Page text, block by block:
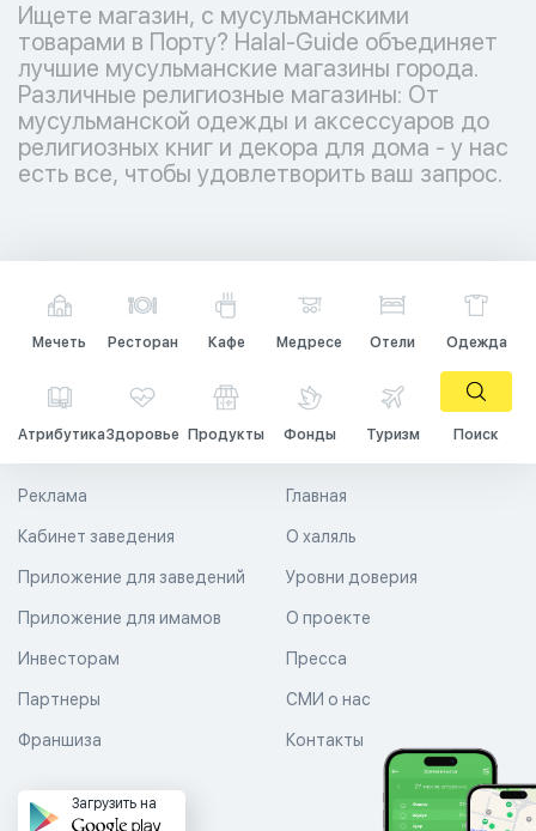
Ищете магазин, с мусульманскими
товарами в Порту? Halal-Guide объединяет
лучшие мусульманские магазины города.
Различные религиозные магазины: От
мусульманской одежды и аксессуаров до
религиозных книг и декора для дома - у нас
есть все, чтобы удовлетворить ваш запрос.
Мечеть Ресторан Кафе Медресе Отели Одежда
АтрибутикаЗдоровье Продукты Фонды Туризм Поиск
Главная
О халяль
Уровни доверия
Реклама
Кабинет заведения
Приложение для заведений
Приложение для имамов О проекте
Пресса
СМИ о нас
Контакты
Инвесторам
Партнеры
Франшиза
Загрузить на